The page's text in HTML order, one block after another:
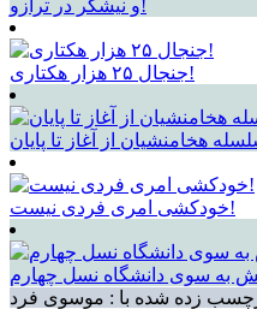
و نیشکر در ترازو!
جنجال ۲۵ هزار هکتاری!
هخامنشیان از آغاز تا پایان
خودکشی امری فردی نیست!
به سوی دانشگاه نسل چهارم
زده شده با : موسوی فرد